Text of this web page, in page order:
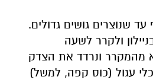
שנוצרים גושים גדולים.
ולקרר לשעה
מהמקרר ונרדד את הצדק
עגול (כוס קפה, למשל)